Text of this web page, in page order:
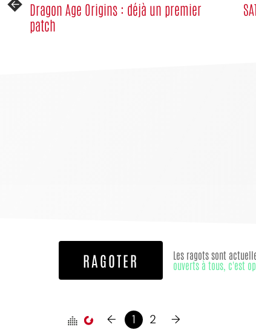
Dragon Age Origins : déjà un premier
patch
RAGOTER
Les ragots sont
ouverts à tous, c'est
← 1 2 →